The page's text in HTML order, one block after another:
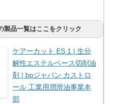
製品一覧はここをクリック
ケアーカット ES 1 | 生分
解性エステルベース切削油
剤 | bpジャパン カストロ
ール 工業用潤滑油事業本
部